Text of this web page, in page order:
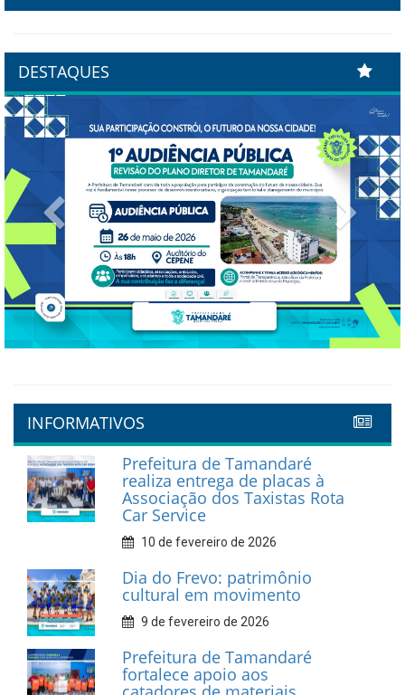
DESTAQUES
Previous Next
INFORMATIVOS
Prefeitura de Tamandaré
realiza entrega de placas à
Associação dos Taxistas Rota
Car Service
10 de fevereiro de 2026
Dia do Frevo: patrimônio
cultural em movimento
9 de fevereiro de 2026
Prefeitura de Tamandaré
fortalece apoio aos